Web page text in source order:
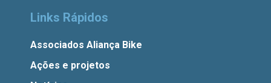
Links Rápidos
Associados Aliança Bike
Ações e projetos